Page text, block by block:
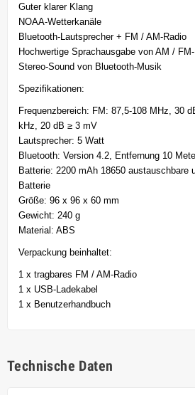
Guter klarer Klang
NOAA-Wetterkanäle
Bluetooth-Lautsprecher + FM / AM-Radio
Hochwertige Sprachausgabe von AM /
Stereo-Sound von Bluetooth-Musik
Spezifikationen:
Frequenzbereich: FM: 87,5-108 MHz, 30
kHz, 20 dB ≥ 3 mV
Lautsprecher: 5 Watt
Bluetooth: Version 4.2, Entfernung 10
Batterie: 2200 mAh 18650 austauschbare
Batterie
Größe: 96 x 96 x 60 mm
Gewicht: 240 g
Material: ABS
Verpackung beinhaltet:
1 x tragbares FM / AM-Radio
1 x USB-Ladekabel
1 x Benutzerhandbuch
Technische Daten